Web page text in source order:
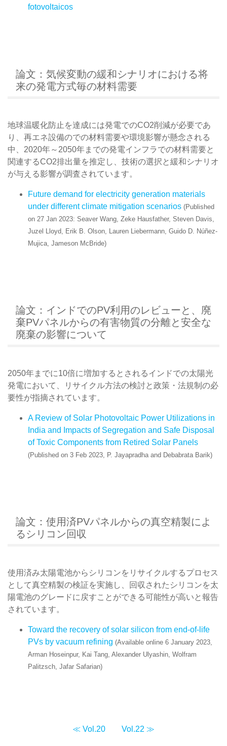
fotovoltaicos
論文：気候変動の緩和シナリオにおける将
来の発電方式毎の材料需要
地球温暖化防止を達成には発電でのCO2削減が必要であ
り、再エネ設備のでの材料需要や環境影響が懸念される
中、2020年～2050年までの発電インフラでの材料需要と
関連するCO2排出量を推定し、技術の選択と緩和シナリオ
が与える影響が調査されています。
Future demand for electricity generation materials
under different climate mitigation scenarios (Published
on 27 Jan 2023: Seaver Wang, Zeke Hausfather, Steven Davis,
Juzel Lloyd, Erik B. Olson, Lauren Liebermann, Guido D. Núñez-
Mujica, Jameson McBride)
論文：インドでのPV利用のレビューと、廃
棄PVパネルからの有害物質の分離と安全な
廃棄の影響について
2050年までに10倍に増加するとされるインドでの太陽光
発電において、リサイクル方法の検討と政策・法規制の必
要性が指摘されています。
A Review of Solar Photovoltaic Power Utilizations in
India and Impacts of Segregation and Safe Disposal
of Toxic Components from Retired Solar Panels
(Published on 3 Feb 2023, P. Jayapradha and Debabrata Barik)
論文：使用済PVパネルからの真空精製によ
るシリコン回収
使用済み太陽電池からシリコンをリサイクルするプロセス
として真空精製の検証を実施し、回収されたシリコンを太
陽電池のグレードに戻すことができる可能性が高いと報告
されています。
Toward the recovery of solar silicon from end-of-life
PVs by vacuum refining (Available online 6 January 2023,
Arman Hoseinpur, Kai Tang, Alexander Ulyashin, Wolfram
Palitzsch, Jafar Safarian)
≪ Vol.20 Vol.22 ≫